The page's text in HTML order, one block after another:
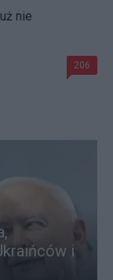
nie
206
i